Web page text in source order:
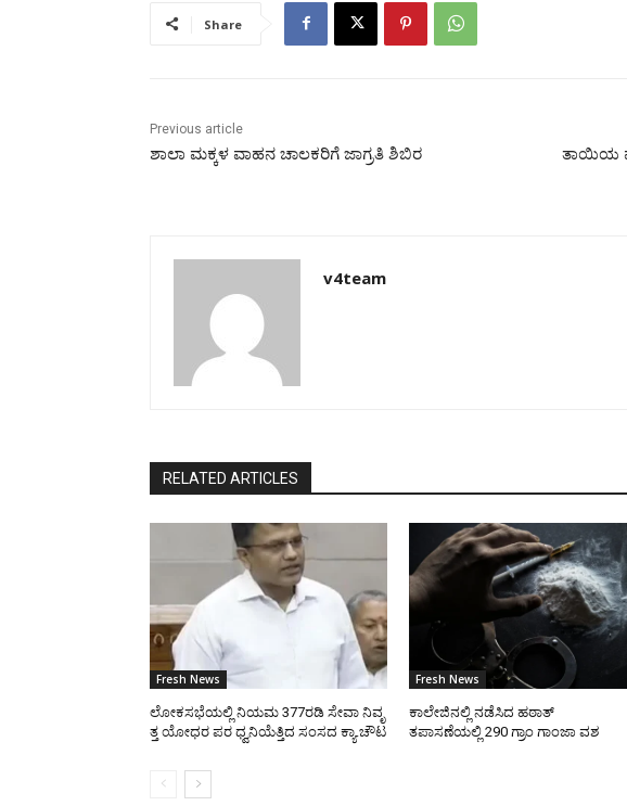
Share
Previous article
ಶಾಲಾ ಮಕ್ಕಳ ವಾಹನ ಚಾಲಕರಿಗೆ ಜಾಗ್ರತಿ ಶಿಬಿರ
ತಾಯಿಯ
v4team
RELATED ARTICLES
Fresh News
ಲೋಕಸಭೆಯಲ್ಲಿ ನಿಯಮ 377ರಡಿ ಸೇವಾ ನಿವೃ
ತ್ತ ಯೋಧರ ಪರ ಧ್ವನಿಯೆತ್ತಿದ ಸಂಸದ ಕ್ಯಾ.ಚೌಟ
Fresh News
ಕಾಲೇಜಿನಲ್ಲಿ ನಡೆಸಿದ ಹಠಾತ್
ತಪಾಸಣೆಯಲ್ಲಿ 290 ಗ್ರಾಂ ಗಾಂಜಾ ವಶ